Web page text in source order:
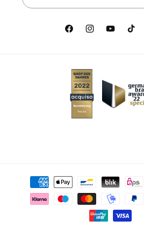
FacebookInstagramYouTubeTikTok
Metodi di pagamento